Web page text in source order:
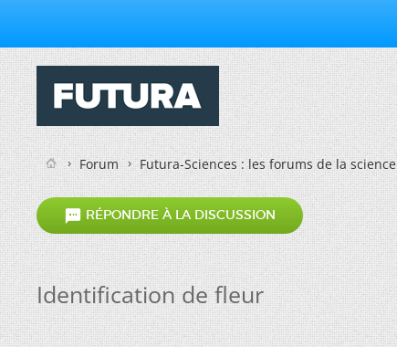
Forum Futura-Sciences : les forums de la science
 RÉPONDRE À LA DISCUSSION
Identification de fleur